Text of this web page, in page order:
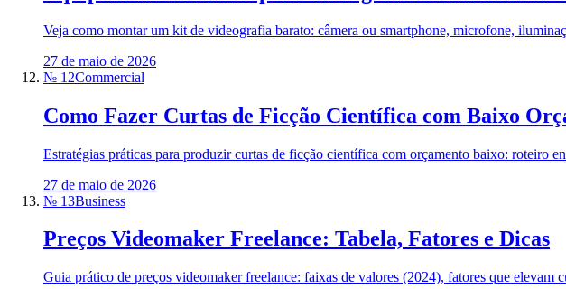
Veja como montar um kit de videografia barato: câmera ou smartphone, microfone,
27 de maio de 2026
№ 12Commercial
Como Fazer Curtas de Ficção Científica com Baixo
Estratégias práticas para produzir curtas de ficção científica com orçamento baixo: roteiro
27 de maio de 2026
№ 13Business
Preços Videomaker Freelance: Tabela, Fatores e Dicas
Guia prático de preços videomaker freelance: faixas de valores (2024), fatores que elevam